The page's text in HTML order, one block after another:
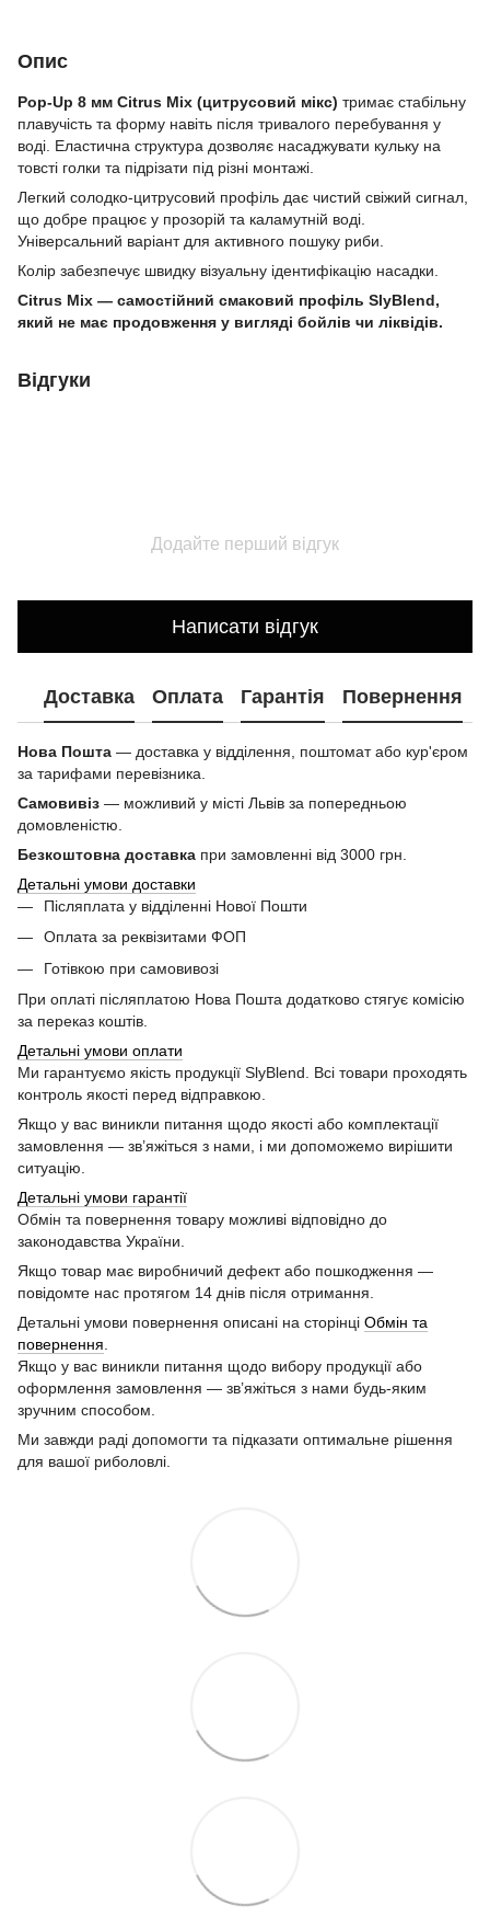
Опис
Pop-Up 8 мм Citrus Mix (цитрусовий мікс) тримає стабільну
плавучість та форму навіть після тривалого перебування у
воді. Еластична структура дозволяє насаджувати кульку на
товсті голки та підрізати під різні монтажі.
Легкий солодко-цитрусовий профіль дає чистий свіжий сигнал,
що добре працює у прозорій та каламутній воді.
Універсальний варіант для активного пошуку риби.
Колір забезпечує швидку візуальну ідентифікацію насадки.
Citrus Mix — самостійний смаковий профіль SlyBlend,
який не має продовження у вигляді бойлів чи ліквідів.
Відгуки
Додайте перший відгук
Написати відгук
Доставка Оплата Гарантія Повернення
Нова Пошта — доставка у відділення, поштомат або кур'єром
за тарифами перевізника.
Самовивіз — можливий у місті Львів за попередньою
домовленістю.
Безкоштовна доставка при замовленні від 3000 грн.
Детальні умови доставки
Післяплата у відділенні Нової Пошти
Оплата за реквізитами ФОП
Готівкою при самовивозі
При оплаті післяплатою Нова Пошта додатково стягує комісію
за переказ коштів.
Детальні умови оплати
Ми гарантуємо якість продукції SlyBlend. Всі товари проходять
контроль якості перед відправкою.
Якщо у вас виникли питання щодо якості або комплектації
замовлення — зв’яжіться з нами, і ми допоможемо вирішити
ситуацію.
Детальні умови гарантії
Обмін та повернення товару можливі відповідно до
законодавства України.
Якщо товар має виробничий дефект або пошкодження —
повідомте нас протягом 14 днів після отримання.
Детальні умови повернення описані на сторінці Обмін та
повернення
Якщо у вас виникли питання щодо вибору продукції або
оформлення замовлення — зв’яжіться з нами будь-яким
зручним способом.
Ми завжди раді допомогти та підказати оптимальне рішення
для вашої риболовлі.